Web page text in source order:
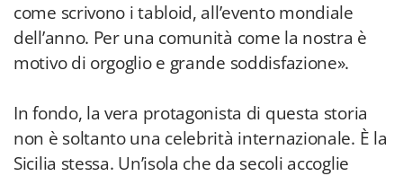
come scrivono i tabloid, all’evento mondiale
dell’anno. Per una comunità come la nostra è
motivo di orgoglio e grande soddisfazione».
In fondo, la vera protagonista di questa storia
non è soltanto una celebrità internazionale. È la
Sicilia stessa. Un’isola che da secoli accoglie